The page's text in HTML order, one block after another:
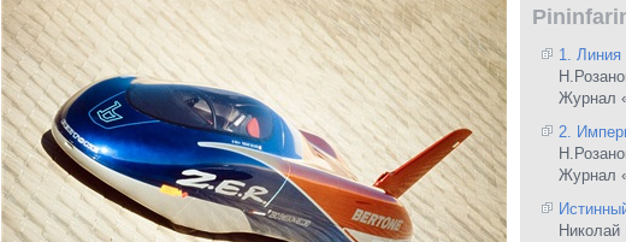
1. Линия
Журнал
2.
Журнал
Николай